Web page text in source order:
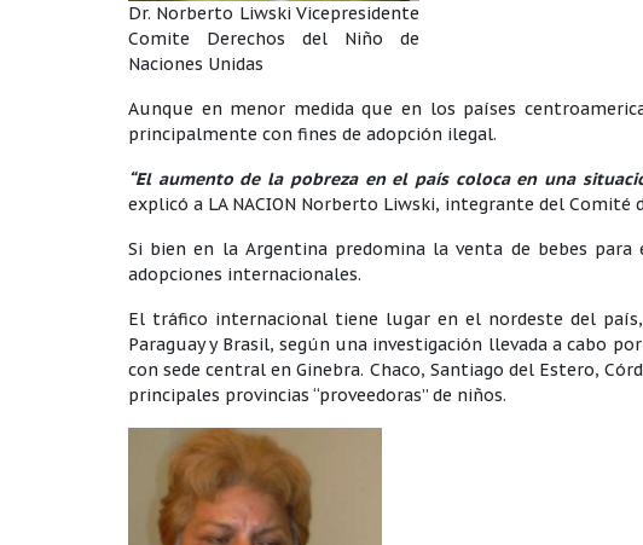
Dr. Norberto Liwski Vicepresidente
Comite Derechos del Niño de
Naciones Unidas
Aunque en menor medida que en los países
principalmente con fines de adopción ilegal.
“El aumento de la pobreza en el país coloca en una
explicó a LA NACION Norberto Liwski, integrante del Comité
Si bien en la Argentina predomina la venta de bebes
adopciones internacionales.
El tráfico internacional tiene lugar en el nordeste del
Paraguay y Brasil, según una investigación llevada a cabo
con sede central en Ginebra. Chaco, Santiago del Estero,
principales provincias “proveedoras” de niños.